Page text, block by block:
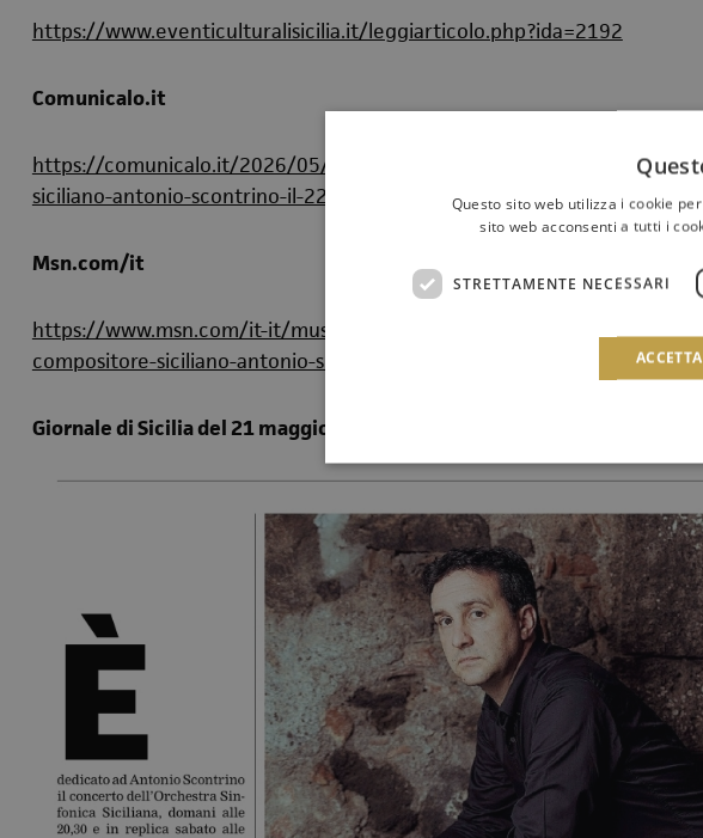
https://www.eventiculturalisicilia.it/leggiarticolo.php?ida=2192
Comunicalo.it
https://comunicalo.it/2026/05/18/fondazione-orchestra-sinfonica-
siciliano-antonio-scontrino-il-22-e-23-maggio/
Msn.com/it
https://www.msn.com/it-it/musica/other/fondazione-orchestra-
compositore-siciliano-antonio-scontrino-il-22-e-23-maggio/ar-
Giornale di Sicilia del 21 maggio 2026 (articolo di Sara Patera)
Questo sito web utilizza i cookie
sito web acconsenti a tutti i
STRETTAMENTE NECESSARI